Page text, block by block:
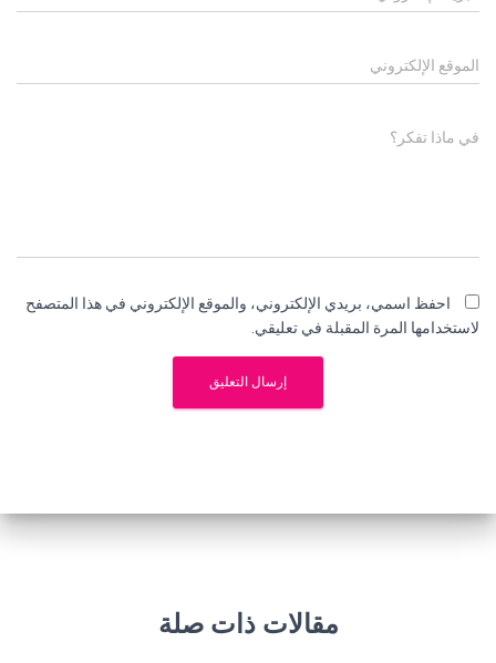
الموقع الإلكتروني
في ماذا تفكر؟
احفظ اسمي، بريدي الإلكتروني، والموقع الإلكتروني في هذا المتصفح
لاستخدامها المرة المقبلة في تعليقي.
مقالات ذات صلة